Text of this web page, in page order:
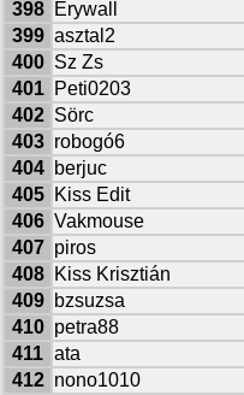
398
Erywall
399 asztal2
400 Sz Zs
401
Peti0203
402 Sörc
403 robogó6
404
berjuc
405
Kiss Edit
406 Vakmouse
407 piros
408
Kiss Krisztián
409
bzsuzsa
410 petra88
411 ata
412 nono1010